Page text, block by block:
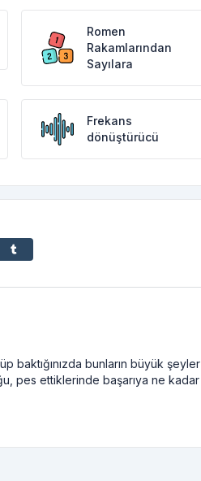
Romen
Rakamlarından
Sayılara
Frekans
dönüştürücü
baktığınızda bunların büyük şeyler
pes ettiklerinde başarıya ne kadar